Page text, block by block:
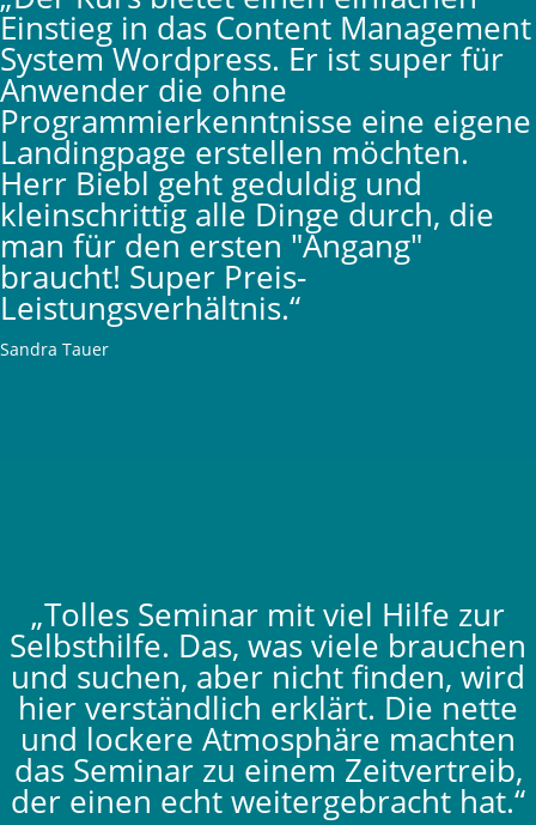
Einstieg in das Content Management
System Wordpress. Er ist super für
Anwender die ohne
Programmierkenntnisse eine eigene
Landingpage erstellen möchten.
Herr Biebl geht geduldig und
kleinschrittig alle Dinge durch, die
man für den ersten "Angang"
braucht! Super Preis-
Leistungsverhältnis.“
Sandra Tauer
„Tolles Seminar mit viel Hilfe zur
Selbsthilfe. Das, was viele brauchen
und suchen, aber nicht finden, wird
hier verständlich erklärt. Die nette
und lockere Atmosphäre machten
das Seminar zu einem Zeitvertreib,
der einen echt weitergebracht hat.“